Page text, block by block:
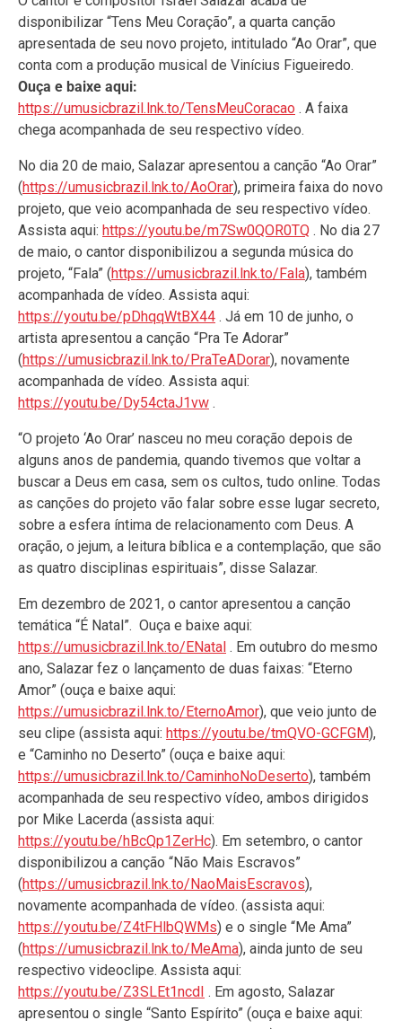
disponibilizar “Tens Meu Coração”, a quarta canção
apresentada de seu novo projeto, intitulado “Ao Orar”, que
conta com a produção musical de Vinícius Figueiredo.
Ouça e baixe aqui:
https://umusicbrazil.lnk.to/TensMeuCoracao . A faixa
chega acompanhada de seu respectivo vídeo.
No dia 20 de maio, Salazar apresentou a canção “Ao Orar”
(https://umusicbrazil.lnk.to/AoOrar), primeira faixa do novo
projeto, que veio acompanhada de seu respectivo vídeo.
Assista aqui: https://youtu.be/m7Sw0QOR0TQ . No dia 27
de maio, o cantor disponibilizou a segunda música do
projeto, “Fala” (https://umusicbrazil.lnk.to/Fala), também
acompanhada de vídeo. Assista aqui:
https://youtu.be/pDhqqWtBX44 . Já em 10 de junho, o
artista apresentou a canção “Pra Te Adorar”
(https://umusicbrazil.lnk.to/PraTeADorar), novamente
acompanhada de vídeo. Assista aqui:
https://youtu.be/Dy54ctaJ1vw .
“O projeto ‘Ao Orar’ nasceu no meu coração depois de
alguns anos de pandemia, quando tivemos que voltar a
buscar a Deus em casa, sem os cultos, tudo online. Todas
as canções do projeto vão falar sobre esse lugar secreto,
sobre a esfera íntima de relacionamento com Deus. A
oração, o jejum, a leitura bíblica e a contemplação, que são
as quatro disciplinas espirituais”, disse Salazar.
Em dezembro de 2021, o cantor apresentou a canção
temática “É Natal”. Ouça e baixe aqui:
https://umusicbrazil.lnk.to/ENatal . Em outubro do mesmo
ano, Salazar fez o lançamento de duas faixas: “Eterno
Amor” (ouça e baixe aqui:
https://umusicbrazil.lnk.to/EternoAmor), que veio junto de
seu clipe (assista aqui: https://youtu.be/tmQVO-GCFGM),
e “Caminho no Deserto” (ouça e baixe aqui:
https://umusicbrazil.lnk.to/CaminhoNoDeserto), também
acompanhada de seu respectivo vídeo, ambos dirigidos
por Mike Lacerda (assista aqui:
https://youtu.be/hBcQp1ZerHc). Em setembro, o cantor
disponibilizou a canção “Não Mais Escravos”
(https://umusicbrazil.lnk.to/NaoMaisEscravos),
novamente acompanhada de vídeo. (assista aqui:
https://youtu.be/Z4tFHlbQWMs) e o single “Me Ama”
(https://umusicbrazil.lnk.to/MeAma), ainda junto de seu
respectivo videoclipe. Assista aqui:
https://youtu.be/Z3SLEt1ncdI . Em agosto, Salazar
apresentou o single “Santo Espírito” (ouça e baixe aqui: